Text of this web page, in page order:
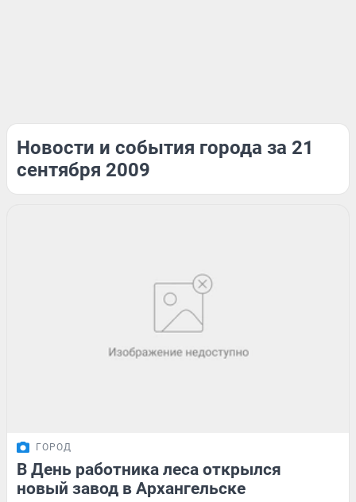
Новости и события города за 21
сентября 2009
ГОРОД
В День работника леса открылся
новый завод в Архангельске